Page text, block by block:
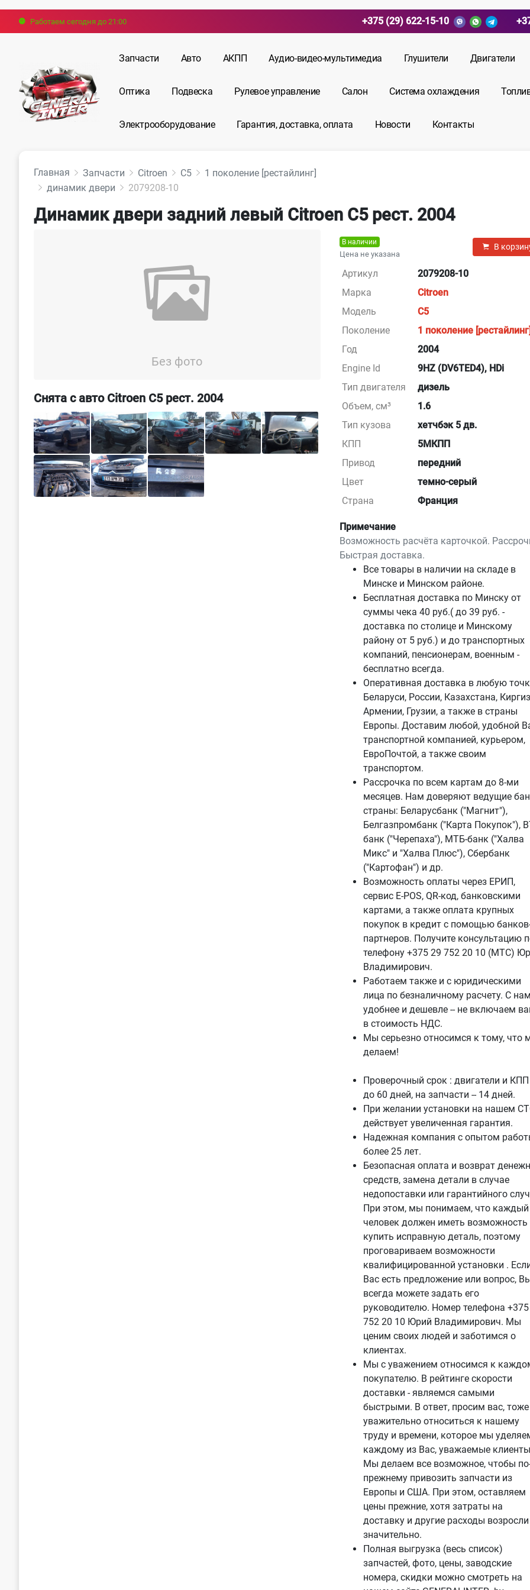
Работаем сегодня до 21:00 +375 (29) 622-15-10
Запчасти Авто АКПП Аудио-видео-мультимедиа Глушители Двигатели
Оптика Подвеска Рулевое управление Салон Система охлаждения
Электрооборудование Гарантия, доставка, оплата Новости Контакты
Главная Запчасти Citroen C5
1 поколение [рестайлинг]
динамик двери
2079208-10
Динамик двери задний левый Citroen C5 рест. 2004
Без фото
Снята с авто Citroen C5 рест. 2004
В наличии
Цена не указана
В
Артикул
2079208-10
Марка
Citroen
Модель
C5
Поколение
1 поколение [рестайлинг]
Год
2004
Engine Id
9HZ (DV6TED4), HDi
Тип двигателя
дизель
Объем, см³
1.6
Тип кузова
хетчбэк 5 дв.
КПП
5МКПП
Привод
передний
Цвет
темно-серый
Страна
Франция
Примечание
Возможность расчёта карточкой.
Быстрая доставка.
Все товары в наличии на складе в
Минскe и Минском районе.
Бесплатная доставка по Минску от
суммы чека 40 руб.( до 39 руб. -
доставка по столице и Минскому
району от 5 руб.) и до транспортных
компаний, пенсионерам, военным -
бесплатно всегда.
Оперативная доставка в любую
Беларуси, России, Казахстана,
Армении, Грузии, а также в страны
Европы. Доставим любой, удобной
транспортной компанией, курьером,
ЕвроПочтой, а также своим
транспортом.
Рассрочка по всем картам до 8-ми
месяцев. Нам доверяют ведущие
страны: Беларусбанк ("Магнит"),
Белгазпромбанк ("Карта Покупок"),
банк ("Черепаха"), МТБ-банк ("Халва
Микс" и "Халва Плюс"), Сбербанк
("Картофан") и др.
Возможность оплаты через ЕРИП,
сервис E-POS, QR-код, банковскими
картами, а также оплата крупных
покупок в кредит с помощью
партнеров. Получите консультацию
телефону +375 29 752 20 10 (МТС)
Владимирович.
Работаем также и с юридическими
лица по безналичному расчету. С
удобнее и дешевле -- не включаем
в стоимость НДС.
Мы серьезно относимся к тому, что
делаем!
Проверочный срок : двигатели и КПП
до 60 дней, на запчасти -- 14 дней.
При желании установки на нашем
действует увеличенная гарантия.
Надежная компания с опытом
более 25 лет.
Безопасная оплата и возврат
средств, замена детали в случае
недопоставки или гарантийного
При этом, мы понимаем, что каждый
человек должен иметь возможность
купить исправную деталь, поэтому
проговариваем возможности
квалифицированной установки .
Вас есть предложение или вопрос,
всегда можете задать его
руководителю. Номер телефона
752 20 10 Юрий Владимирович. Мы
ценим своих людей и заботимся о
клиентах.
Мы с уважением относимся к
покупателю. В рейтинге скорости
доставки - являемся самыми
быстрыми. В ответ, просим вас, тоже
уважительно относиться к нашему
труду и времени, которое мы
каждому из Вас, уважаемые
Мы делаем все возможное, чтобы
прежнему привозить запчасти из
Европы и США. При этом, оставляем
цены прежние, хотя затраты на
доставку и другие расходы возросли
значительно.
Полная выгрузка (весь список)
запчастей, фото, цены, заводские
номера, скидки можно смотреть на